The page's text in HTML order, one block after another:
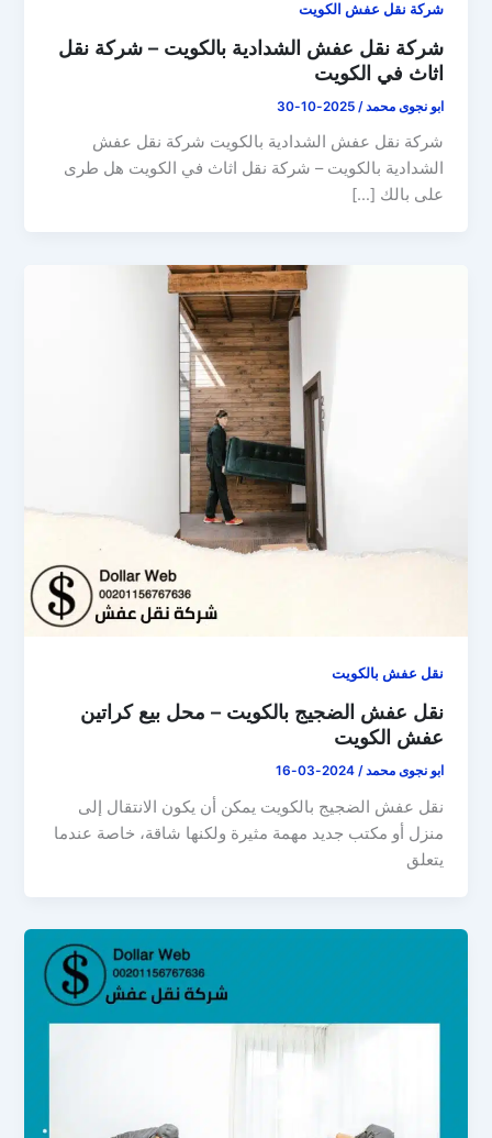
شركة نقل عفش الكويت
شركة نقل عفش الشدادية بالكويت – شركة نقل
اثاث في الكويت
ابو نجوى محمد/
2025-10-30
شركة نقل عفش الشدادية بالكويت شركة نقل عفش
الشدادية بالكويت – شركة نقل اثاث في الكويت هل طرى
على بالك […]
نقل عفش بالكويت
نقل عفش الضجيج بالكويت – محل بيع كراتين
عفش الكويت
ابو نجوى محمد/
2024-03-16
نقل عفش الضجيج بالكويت يمكن أن يكون الانتقال إلى
منزل أو مكتب جديد مهمة مثيرة ولكنها شاقة، خاصة عندما
يتعلق